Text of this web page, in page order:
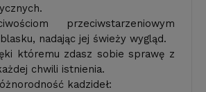
przeciwstarze­niowym
nadając jej świeży wygląd.
któremu zdasz sobie sprawę z
chwili istnienia.
kadzideł: